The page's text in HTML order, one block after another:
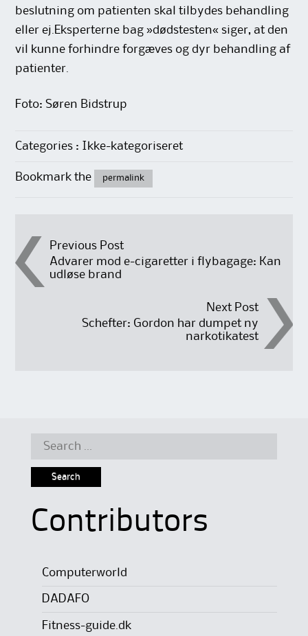
beslutning om patienten skal tilbydes behandling
eller ej.Eksperterne bag »dødstesten« siger, at den
vil kunne forhindre forgæves og dyr behandling af
patienter.
Foto: Søren Bidstrup
Categories : Ikke-kategoriseret
Bookmark the permalink
Post
navigation
Previous Post
Advarer mod e-cigaretter i flybagage: Kan
udløse brand
Next Post
Schefter: Gordon har dumpet ny
narkotikatest
Search
Contributors
Computerworld
DADAFO
Fitness-guide.dk